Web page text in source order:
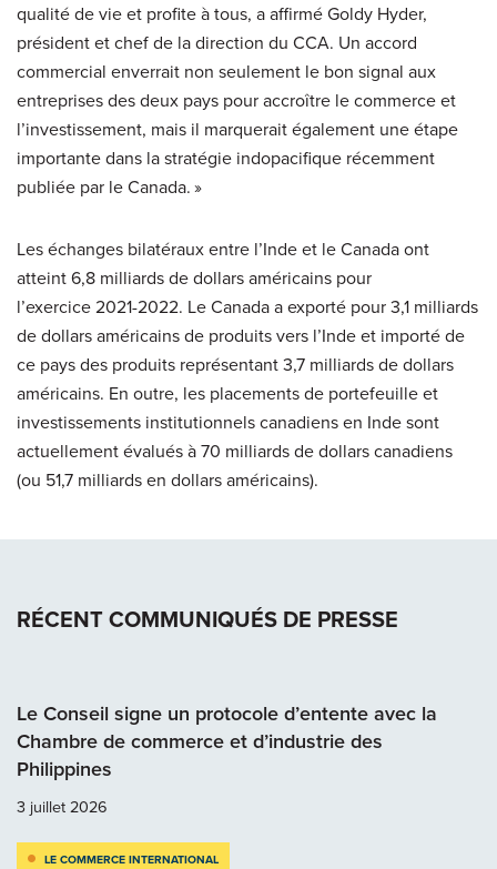
qualité de vie et profite à tous, a affirmé Goldy Hyder,
président et chef de la direction du CCA. Un accord
commercial enverrait non seulement le bon signal aux
entreprises des deux pays pour accroître le commerce et
l’investissement, mais il marquerait également une étape
importante dans la stratégie indopacifique récemment
publiée par le Canada. »
Les échanges bilatéraux entre l’Inde et le Canada ont
atteint 6,8 milliards de dollars américains pour
l’exercice 2021-2022. Le Canada a exporté pour 3,1 milliards
de dollars américains de produits vers l’Inde et importé de
ce pays des produits représentant 3,7 milliards de dollars
américains. En outre, les placements de portefeuille et
investissements institutionnels canadiens en Inde sont
actuellement évalués à 70 milliards de dollars canadiens
(ou 51,7 milliards en dollars américains).
RÉCENT COMMUNIQUÉS DE PRESSE
Le Conseil signe un protocole d’entente avec la
Chambre de commerce et d’industrie des
Philippines
3 juillet 2026
LE COMMERCE INTERNATIONAL